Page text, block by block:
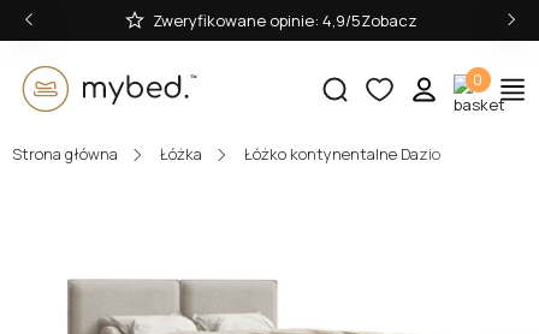
40 000+ sprzedanych łóżek. Zobacz
‹ ›
0
Strona główna Łóżka Łóżko kontynentalne Dazio
E-mail: